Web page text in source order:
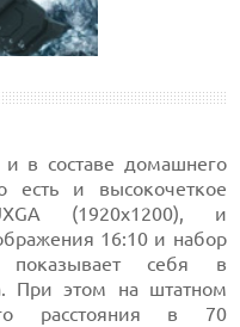
в составе домашнего
есть и высокочеткое
(1920x1200), и
16:10 и набор
показывает себя в
При этом на штатном
расстояния в 70